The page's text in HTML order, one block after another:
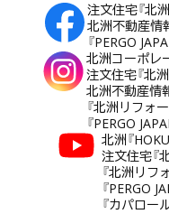
注文住宅『北
北洲不動産情
『PERGO
北洲コーポレ
注文住宅『北
北洲不動産情
『北洲リフォ
『PERGO
北洲『
注文住宅『
『北洲リフ
『PERGO
『カパロー